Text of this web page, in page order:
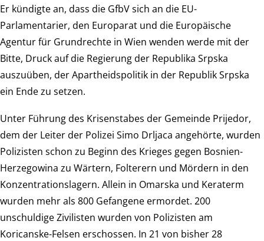
Er kündigte an, dass die GfbV sich an die EU-
Parlamentarier, den Europarat und die Europäische
Agentur für Grundrechte in Wien wenden werde mit der
Bitte, Druck auf die Regierung der Republika Srpska
auszuüben, der Apartheidspolitik in der Republik Srpska
ein Ende zu setzen.
Unter Führung des Krisenstabes der Gemeinde Prijedor,
dem der Leiter der Polizei Simo Drljaca angehörte, wurden
Polizisten schon zu Beginn des Krieges gegen Bosnien-
Herzegowina zu Wärtern, Folterern und Mördern in den
Konzentrationslagern. Allein in Omarska und Keraterm
wurden mehr als 800 Gefangene ermordet. 200
unschuldige Zivilisten wurden von Polizisten am
Koricanske-Felsen erschossen. In 21 von bisher 28